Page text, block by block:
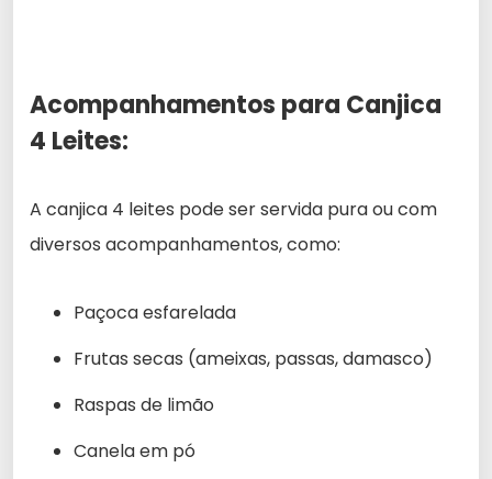
Acompanhamentos para Canjica
4 Leites:
A canjica 4 leites pode ser servida pura ou com
diversos acompanhamentos, como:
Paçoca esfarelada
Frutas secas (ameixas, passas, damasco)
Raspas de limão
Canela em pó